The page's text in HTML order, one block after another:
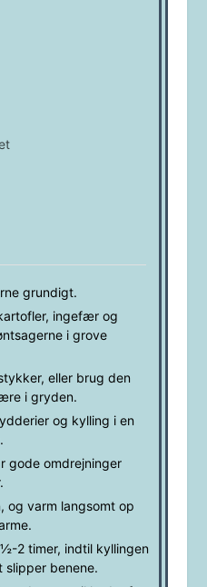
grundigt.
ingefær og
i grove
eller brug den
i gryden.
og kylling i en
gode omdrejninger
varm langsomt op
2 timer, indtil kyllingen
slipper benene.